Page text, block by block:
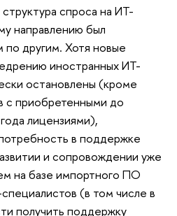
спроса на ИТ-
направлению был
другим. Хотя новые
иностранных ИТ-
остановлены (кроме
с приобретенными до
лицензиями),
в поддержке
и сопровождении уже
на базе импортного ПО
(в том числе в
получить поддержку